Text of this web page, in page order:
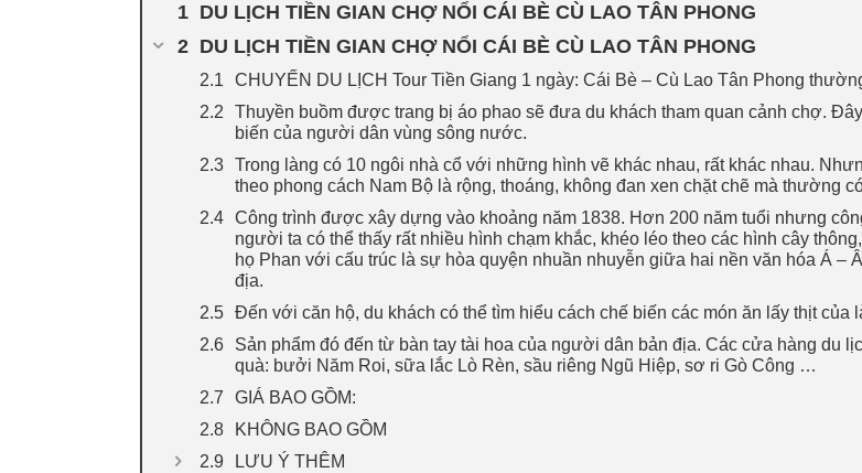
DU LỊCH TIỀN GIAN CHỢ NỔI CÁI BÈ CÙ LAO TÂN PHONG
DU LỊCH TIỀN GIAN CHỢ NỔI CÁI BÈ CÙ LAO TÂN PHONG
CHUYẾN DU LỊCH Tour Tiền Giang 1 ngày: Cái Bè – Cù Lao Tân Phong
Thuyền buồm được trang bị áo phao sẽ đưa du khách tham quan cảnh chợ.
biến của người dân vùng sông nước.
Trong làng có 10 ngôi nhà cổ với những hình vẽ khác nhau, rất khác nhau.
theo phong cách Nam Bộ là rộng, thoáng, không đan xen chặt chẽ mà thường
Công trình được xây dựng vào khoảng năm 1838. Hơn 200 năm tuổi nhưng
người ta có thể thấy rất nhiều hình chạm khắc, khéo léo theo các hình cây
họ Phan với cấu trúc là sự hòa quyện nhuần nhuyễn giữa hai nền văn hóa Á –
địa.
Đến với căn hộ, du khách có thể tìm hiểu cách chế biến các món ăn lấy thịt
Sản phẩm đó đến từ bàn tay tài hoa của người dân bản địa. Các cửa hàng du
quà: bưởi Năm Roi, sữa lắc Lò Rèn, sầu riêng Ngũ Hiệp, sơ ri Gò Công …
GIÁ BAO GỒM:
KHÔNG BAO GỒM
LƯU Ý THÊM